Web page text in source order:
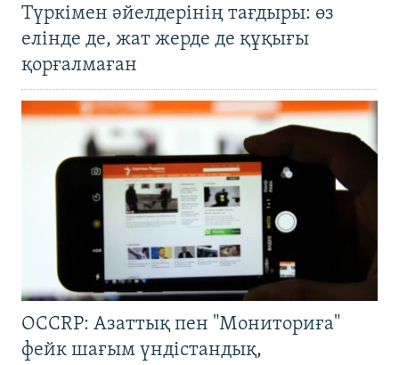
Түркімен әйелдерінің тағдыры: өз
елінде де, жат жерде де құқығы
қорғалмаған
OCCRP: Азаттық пен "Мониториға"
фейк шағым үндістандық,